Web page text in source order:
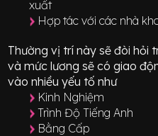
xuất
Hợp tác với các nhà
Thường vị trí này sẽ đòi hỏi
và mức lương sẽ có giao
vào nhiều yếu tố như
Kinh Nghiệm
Trình Độ Tiếng Anh
Bằng Cấp